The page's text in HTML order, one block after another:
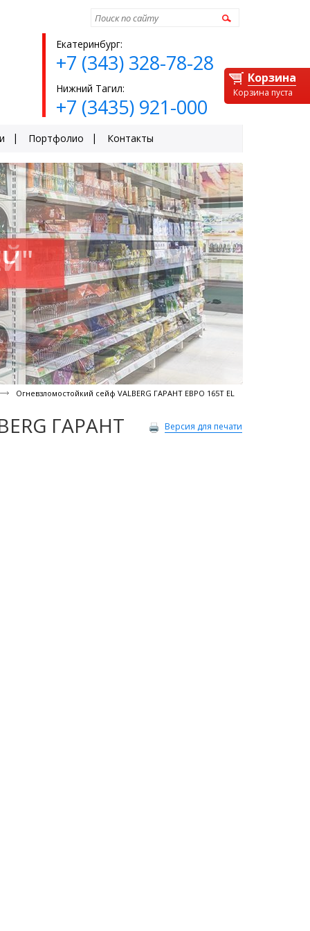
Екатеринбург:
+7 (343) 328-78-28
Нижний Тагил:
+7 (3435) 921-000
Портфолио Контакты
Корзина
Корзина пуста
Огневзломостойкий сейф VALBERG ГАРАНТ ЕВРО 165Т EL
ГАРАНТ Версия для печати